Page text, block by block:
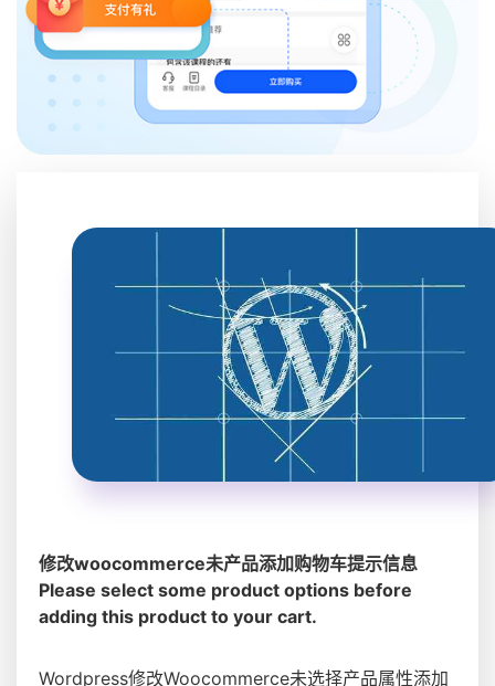
修改woocommerce未产品添加购物车提示信息
Please select some product options before
adding this product to your cart.
Wordpress修改Woocommerce未选择产品属性添加